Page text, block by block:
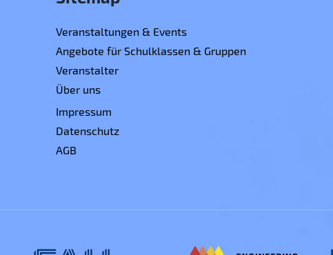
Veranstaltungen & Events
Angebote für Schulklassen & Gruppen
Veranstalter
Über uns
Impressum
Datenschutz
AGB